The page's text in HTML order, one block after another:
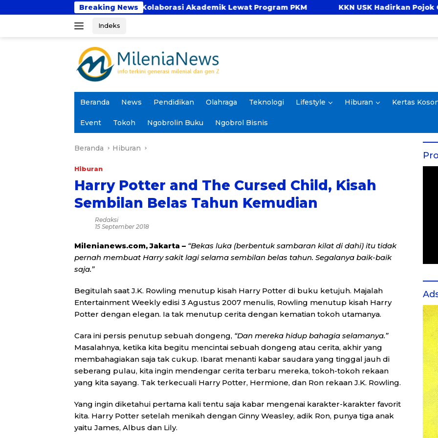
ke
Breaking News
Bhakti Perkuat Kolaborasi Akademik Lewat Program PKM KKN USK Hadirkan Pojok Celengan,
Indeks
Beranda News Pendidikan Olahraga Teknologi Lifestyle Hiburan Kertas
Event Tokoh Ngobrolin Buku Ngobrol Bisnis
Beranda Hiburan
Hiburan
Harry Potter and The Cursed Child, Kisah
Sembilan Belas Tahun Kemudian
Redaksi
15 September 2018
Milenianews.com, Jakarta – “Bekas luka (berbentuk sambaran kilat di dahi) itu tidak
pernah membuat Harry sakit lagi selama sembilan belas tahun. Segalanya baik-baik
saja.”
Begitulah saat J.K. Rowling menutup kisah Harry Potter di buku ketujuh. Majalah
Entertainment Weekly edisi 3 Agustus 2007 menulis, Rowling menutup kisah Harry
Potter dengan elegan. Ia tak menutup cerita dengan kematian tokoh utamanya.
Cara ini persis penutup sebuah dongeng, “Dan mereka hidup bahagia selamanya.”
Masalahnya, ketika kita begitu mencintai sebuah dongeng atau cerita, akhir yang
membahagiakan saja tak cukup. Ibarat menanti kabar saudara yang tinggal jauh di
seberang pulau, kita ingin mendengar cerita terbaru mereka, tokoh-tokoh rekaan
yang kita sayang. Tak terkecuali Harry Potter, Hermione, dan Ron rekaan J.K. Rowling.
Yang ingin diketahui pertama kali tentu saja kabar mengenai karakter-karakter favorit
kita. Harry Potter setelah menikah dengan Ginny Weasley, adik Ron, punya tiga anak
yaitu James, Albus dan Lily.